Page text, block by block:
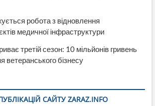
робота з відновлення
медичної інфраструктури
третій сезон: 10 мільйонів гривень
ветеранського бізнесу
САЙТУ ZARAZ.INFO